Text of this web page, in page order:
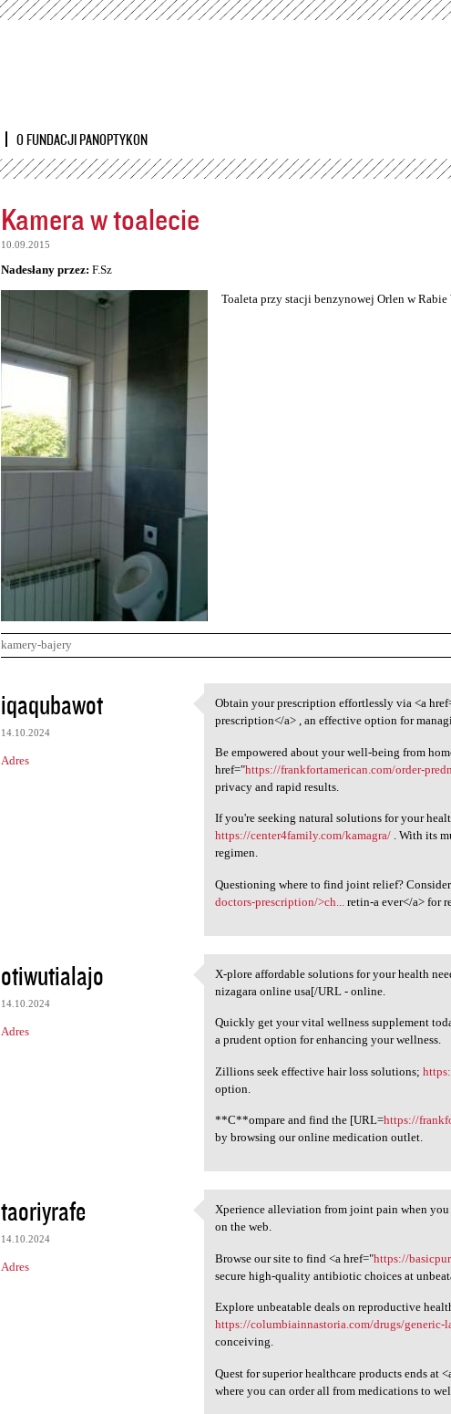
Przejdź
O FUNDACJI PANOPTYKON
Kamera w toalecie
10.09.2015
Nadesłany przez: F.Sz
Toaleta przy stacji benzynowej Orlen w
kamery-bajery
K
o
m
e
iqaqubawot
14.10.2024
Adres
Obtain your prescription
Obtain your prescription effortlessly via <a
prescription</a> , an effective option for
Be empowered about your well-being from
href="https://frankfortamerican.com/order-
privacy and rapid results.
If you're seeking natural solutions for your
https://center4family.com/kamagra/ . With its
regimen.
Questioning where to find joint relief?
doctors-prescription/>ch... retin-a ever</a> for
otiwutialajo
14.10.2024
Adres
X-plore affordable solutions
X-plore affordable solutions for your health
nizagara online usa[/URL - online.
Quickly get your vital wellness supplement
a prudent option for enhancing your wellness.
Zillions seek effective hair loss solutions;
option.
**C**ompare and find the [URL=https://
by browsing our online medication outlet.
taoriyrafe
14.10.2024
Adres
Xperience alleviation from
Xperience alleviation from joint pain when you
on the web.
Browse our site to find <a href="https://
secure high-quality antibiotic choices at
Explore unbeatable deals on reproductive
https://columbiainnastoria.com/drugs/generic-
conceiving.
Quest for superior healthcare products ends at
where you can order all from medications to